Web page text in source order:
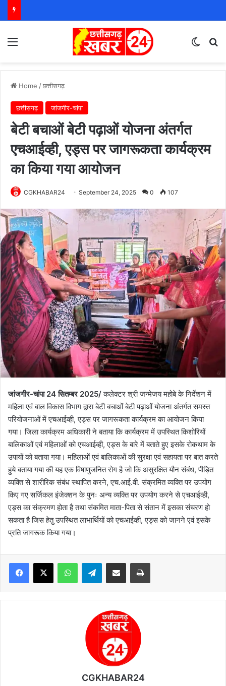
Home /छत्तीसगढ़
छत्तीसगढ़ जांजगीर-चांपा
बेटी बचाओं बेटी पढ़ाओं योजना अंतर्गत
एचआईव्ही, एड्स पर जागरूकता कार्यक्रम
का किया गया आयोजन
CGKHABAR24 September 24, 2025 0 107
जांजगीर-चांपा 24 सितम्बर 2025/कलेक्टर श्री जन्मेजय महोबे के निर्देशन में
महिला एवं बाल विकास विभाग द्वारा बेटी बचाओं बेटी पढ़ाओं योजना अंतर्गत समस्त
परियोजनाओं में एचआईव्ही, एड्स पर जागरूकता कार्यक्रम का आयोजन किया
गया। जिला कार्यक्रम अधिकारी ने बताया कि कार्यक्रम में उपस्थित किशोरियों
बालिकाओं एवं महिलाओं को एचआईव्ही, एड्स के बारे में बताते हुए इसके रोकथाम के
उपायों को बताया गया। महिलाओं एवं बालिकाओं की सुरक्षा एवं सहायता पर बात करते
हुये बताया गया की यह एक विषाणुजनित रोग है जो कि असुरक्षित यौन संबंध, पीड़ित
व्यक्ति से शारीरिक संबंध स्थापित करने, एच.आई.वी. संक्रमित व्यक्ति पर उपयोग
किए गए सर्जिकल इंजेक्शन के पुनः अन्य व्यक्ति पर उपयोग करने से एचआईव्ही,
एड्स का संक्रमण होता है तथा संकमित माता-पिता से संतान में इसका संचरण हो
सकता है जिस हेतु उपस्थित लाभार्थियों को एचआईव्ही, एड्स को जानने एवं इसके
प्रति जागरूक किया गया।
Telegram
CGKHABAR24